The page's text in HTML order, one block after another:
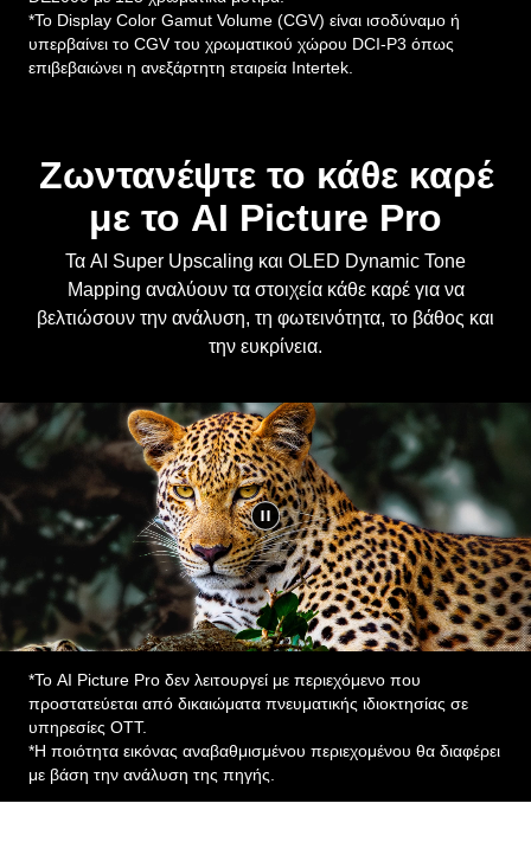
επιβεβαιώνει η ανεξάρτητη εταιρεία Intertek.
με το AI Picture Pro
Τα AI Super Upscaling και OLED Dynamic Tone
Mapping αναλύουν τα στοιχεία κάθε καρέ για να
βελτιώσουν την ανάλυση, τη φωτεινότητα, το βάθος και
την ευκρίνεια.
*Το AI Picture Pro δεν λειτουργεί με περιεχόμενο που
υπηρεσίες OTT.
*Η ποιότητα εικόνας αναβαθμισμένου περιεχομένου θα διαφέρει
με βάση την ανάλυση της πηγής.